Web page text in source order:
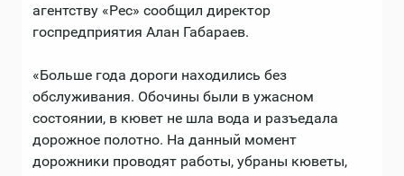
агентству «Рес» сообщил директор
госпредприятия Алан Габараев.
«Больше года дороги находились без
обслуживания. Обочины были в ужасном
состоянии, в кювет не шла вода и разъедала
дорожное полотно. На данный момент
дорожники проводят работы, убраны кюветы,